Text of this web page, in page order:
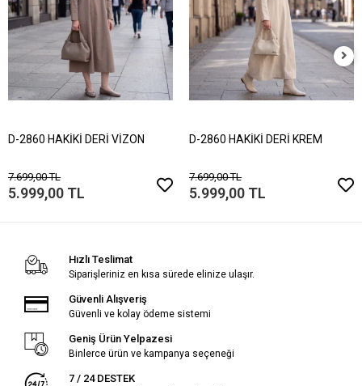
D-2860 HAKİKİ DERİ VİZON
7.699,00 TL
5.999,00 TL
D-2860 HAKİKİ DERİ KREM
7.699,00 TL
5.999,00 TL
Hızlı Teslimat
Siparişleriniz en kısa sürede elinize ulaşır.
Güvenli Alışveriş
Güvenli ve kolay ödeme sistemi
Geniş Ürün Yelpazesi
Binlerce ürün ve kampanya seçeneği
7 / 24 DESTEK